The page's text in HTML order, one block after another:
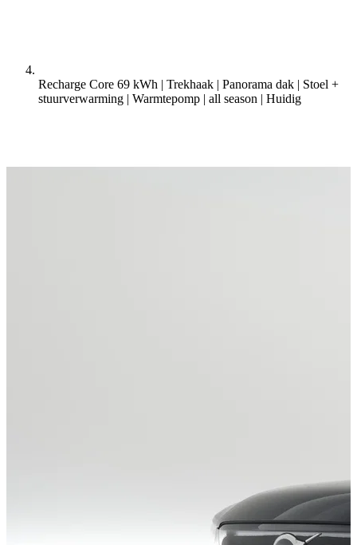
Recharge Core 69 kWh | Trekhaak | Panorama dak | Stoel +
stuurverwarming | Warmtepomp | all season | Huidig